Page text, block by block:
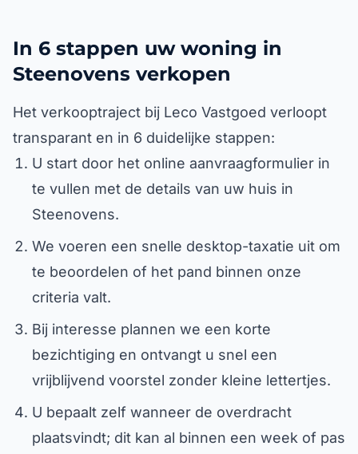
In 6 stappen uw woning in
Steenovens verkopen
Het verkooptraject bij Leco Vastgoed verloopt
transparant en in 6 duidelijke stappen:
U start door het online aanvraagformulier in
te vullen met de details van uw huis in
Steenovens.
We voeren een snelle desktop-taxatie uit om
te beoordelen of het pand binnen onze
criteria valt.
Bij interesse plannen we een korte
bezichtiging en ontvangt u snel een
vrijblijvend voorstel zonder kleine lettertjes.
U bepaalt zelf wanneer de overdracht
plaatsvindt; dit kan al binnen een week of pas